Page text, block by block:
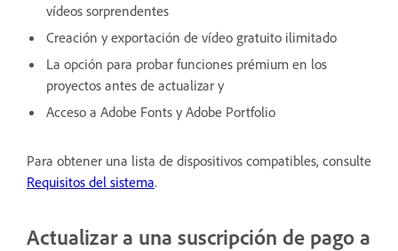
vídeos sorprendentes
Creación y exportación de vídeo gratuito ilimitado
La opción para probar funciones prémium en los
proyectos antes de actualizar y
Acceso a Adobe Fonts y Adobe Portfolio
Para obtener una lista de dispositivos compatibles, consulte
Requisitos del sistema.
Actualizar a una suscripción de pago a